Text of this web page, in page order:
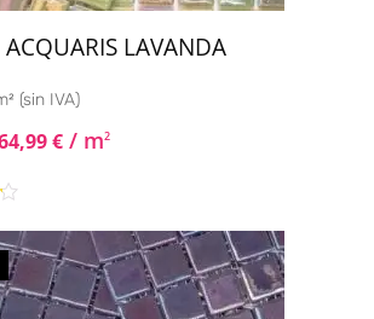
LAVANDA
(sin IVA)
€ / m2